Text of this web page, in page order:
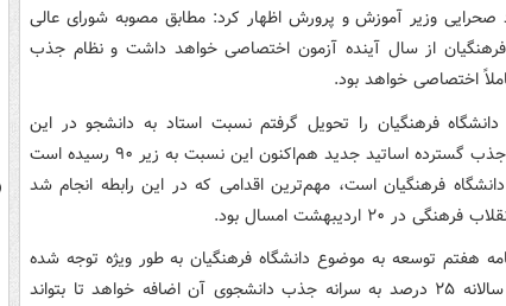
صحرایی وزیر آموزش و پرورش اظهار کرد: مطابق مصوبه شورای عالی
فرهنگیان از سال آینده آزمون اختصاصی خواهد داشت و نظام جذب
اختصاصی خواهد بود.
فرهنگیان را تحویل گرفتم نسبت استاد به دانشجو در این
دانشگاه یک به ۱۱۱ بود، با جذب گسترده اساتید جدید هم‌اکنون این نسبت به زیر ۹۰ رسیده است
فرهنگیان است، مهم‌ترین اقدامی که در این رابطه انجام شد
هفتم توسعه به موضوع دانشگاه فرهنگیان به طور ویژه توجه شده
است و مطابق این برنامه سالانه ۲۵ درصد به سرانه جذب دانشجوی آن اضافه خواهد تا بتواند